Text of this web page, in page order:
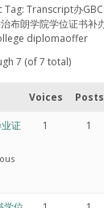
Tag: Transcript办
布朗学院学位证书
diplomaoffer
7 (of 7 total)
Voices Posts
证
1 1